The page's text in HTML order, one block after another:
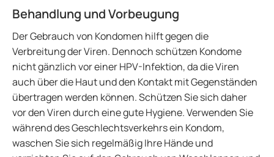
Behandlung und Vorbeugung
Der Gebrauch von Kondomen hilft gegen die
Verbreitung der Viren. Dennoch schützen Kondome
nicht gänzlich vor einer HPV-Infektion, da die Viren
auch über die Haut und den Kontakt mit Gegenständen
übertragen werden können. Schützen Sie sich daher
vor den Viren durch eine gute Hygiene. Verwenden Sie
während des Geschlechtsverkehrs ein Kondom,
waschen Sie sich regelmäßig Ihre Hände und